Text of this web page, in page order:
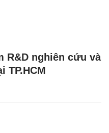
R&D nghiên cứu và
TP.HCM